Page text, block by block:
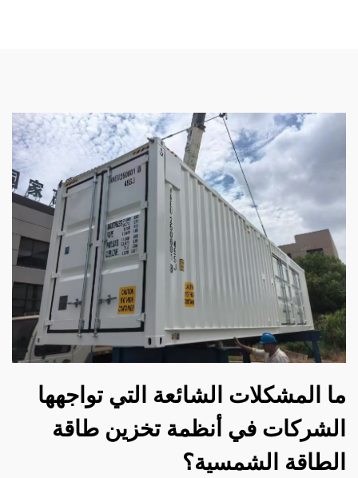
ما المشكلات الشائعة التي تواجهها
الشركات في أنظمة تخزين طاقة
الطاقة الشمسية؟